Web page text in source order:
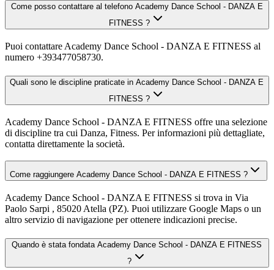
Come posso contattare al telefono Academy Dance School - DANZA E
FITNESS ?
Puoi contattare Academy Dance School - DANZA E FITNESS al
numero +393477058730.
Quali sono le discipline praticate in Academy Dance School - DANZA E
FITNESS ?
Academy Dance School - DANZA E FITNESS offre una selezione
di discipline tra cui Danza, Fitness. Per informazioni più dettagliate,
contatta direttamente la società.
Come raggiungere Academy Dance School - DANZA E FITNESS ?
Academy Dance School - DANZA E FITNESS si trova in Via
Paolo Sarpi , 85020 Atella (PZ). Puoi utilizzare Google Maps o un
altro servizio di navigazione per ottenere indicazioni precise.
Quando è stata fondata Academy Dance School - DANZA E FITNESS
?